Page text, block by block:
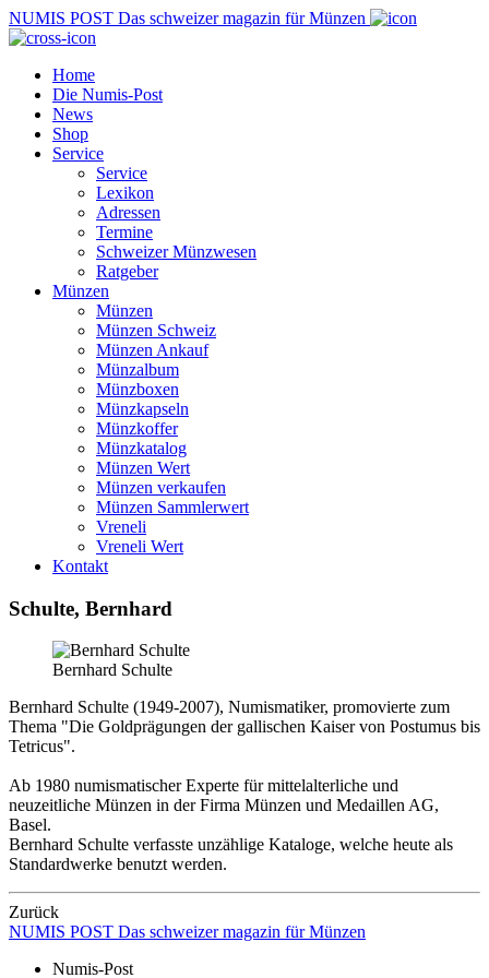
NUMIS POST Das schweizer magazin für Münzen
Home
Die Numis-Post
News
Shop
Service
Service
Lexikon
Adressen
Termine
Schweizer Münzwesen
Ratgeber
Münzen
Münzen
Münzen Schweiz
Münzen Ankauf
Münzalbum
Münzboxen
Münzkapseln
Münzkoffer
Münzkatalog
Münzen Wert
Münzen verkaufen
Münzen Sammlerwert
Vreneli
Vreneli Wert
Kontakt
Schulte, Bernhard
Bernhard Schulte
Bernhard Schulte (1949-2007), Numismatiker, promovierte zum
Thema "Die Goldprägungen der gallischen Kaiser von Postumus bis
Tetricus".
Ab 1980 numismatischer Experte für mittelalterliche und
neuzeitliche Münzen in der Firma Münzen und Medaillen AG,
Basel.
Bernhard Schulte verfasste unzählige Kataloge, welche heute als
Standardwerke benutzt werden.
Zurück
NUMIS POST Das schweizer magazin für Münzen
Numis-Post